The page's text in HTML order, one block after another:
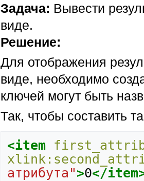
Задача: Вывести
виде.
Решение:
Для отображения
виде, необходимо
ключей могут быть
Так, чтобы составить
<item
атрибута">0</